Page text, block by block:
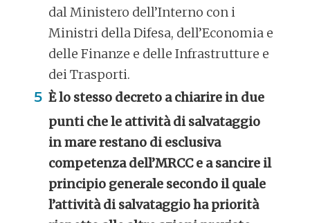
dal Ministero dell’Interno con i
Ministri della Difesa, dell’Economia e
delle Finanze e delle Infrastrutture e
dei Trasporti.
È lo stesso decreto a chiarire in due
punti che le attività di salvataggio
in mare restano di esclusiva
competenza dell’MRCC e a sancire il
principio generale secondo il quale
l’attività di salvataggio ha priorità